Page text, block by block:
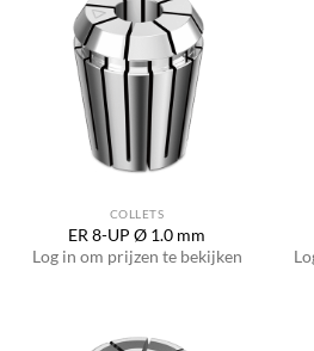
COLLETS
ER 8-UP Ø 1.0 mm
Log in om prijzen te bekijken